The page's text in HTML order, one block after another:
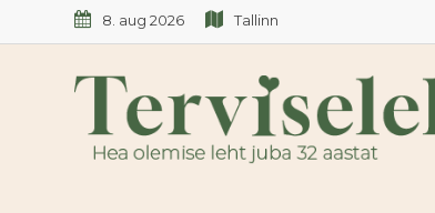
to
8. aug 2026 Tallinn